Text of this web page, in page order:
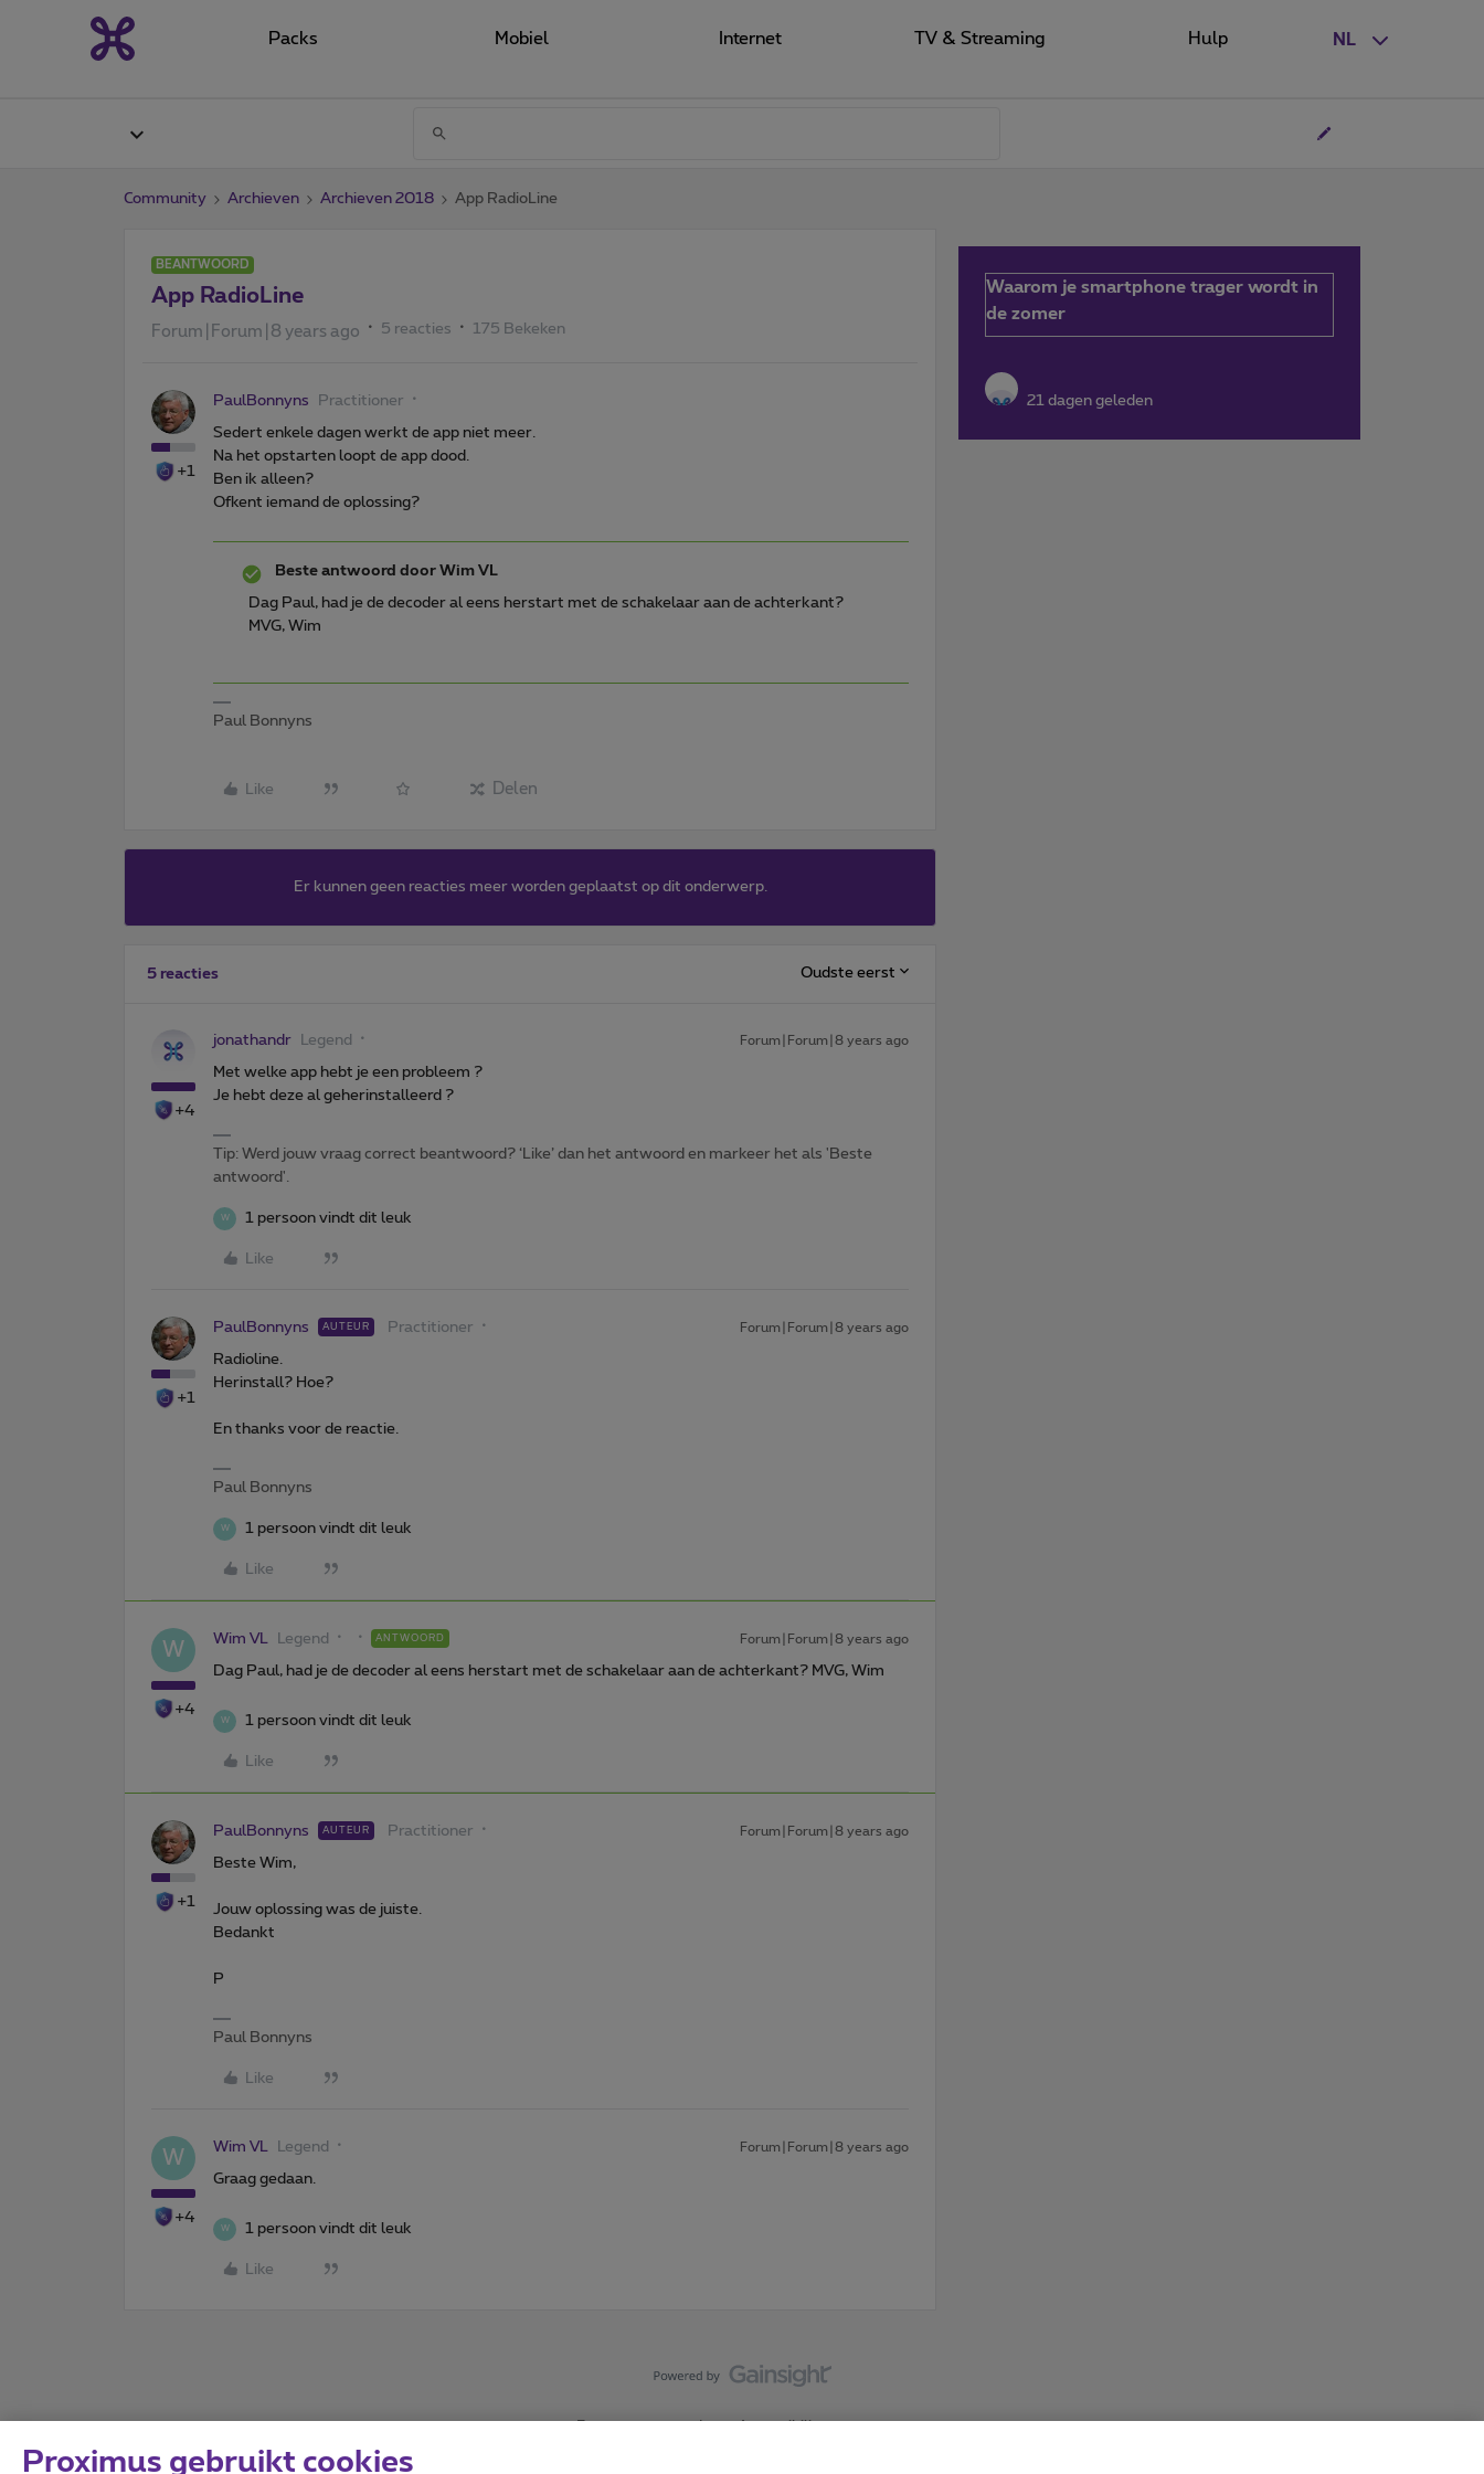
NL
Packs Mobiel Internet TV & Streaming Hulp
Community Archieven Archieven 2018 App RadioLine
BEANTWOORD
App RadioLine
Forum|Forum|8 years ago 5 reacties 175 Bekeken
+1
PaulBonnyns Practitioner
Sedert enkele dagen werkt de app niet meer.
Na het opstarten loopt de app dood.
Ben ik alleen?
Ofkent iemand de oplossing?
Beste antwoord door Wim VL
Dag Paul, had je de decoder al eens herstart met de schakelaar aan de achterkant?
MVG, Wim
Paul Bonnyns
Like Delen
Er kunnen geen reacties meer worden geplaatst op dit onderwerp.
5 reacties Oudste eerst
+4
jonathandr Legend Forum|Forum|8 years ago
Met welke app hebt je een probleem ?
Je hebt deze al geherinstalleerd ?
Tip: Werd jouw vraag correct beantwoord? ‘Like’ dan het antwoord en markeer het als 'Beste
antwoord'.
W 1 persoon vindt dit leuk
Like
+1
PaulBonnyns AUTEUR Practitioner Forum|Forum|8 years ago
Radioline.
Herinstall? Hoe?
En thanks voor de reactie.
Paul Bonnyns
W 1 persoon vindt dit leuk
Like
W
+4
Wim VL Legend ANTWOORD Forum|Forum|8 years ago
Dag Paul, had je de decoder al eens herstart met de schakelaar aan de achterkant? MVG, Wim
W 1 persoon vindt dit leuk
Like
+1
PaulBonnyns AUTEUR Practitioner Forum|Forum|8 years ago
Beste Wim,
Jouw oplossing was de juiste.
Bedankt
P
Paul Bonnyns
Like
W
+4
Wim VL Legend Forum|Forum|8 years ago
Graag gedaan.
W 1 persoon vindt dit leuk
Like
Waarom je smartphone trager wordt in
de zomer
21 dagen geleden
Forumvoorwaarden Accessibility statement
Proximus gebruikt cookies